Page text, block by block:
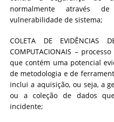
normalmente através
vulnerabilidade de sistema;
COLETA DE EVIDÊNCIAS
COMPUTACIONAIS –
que contém uma potencial
de metodologia e de
inclui a aquisição, ou seja, a
ou a coleção de dados
incidente;